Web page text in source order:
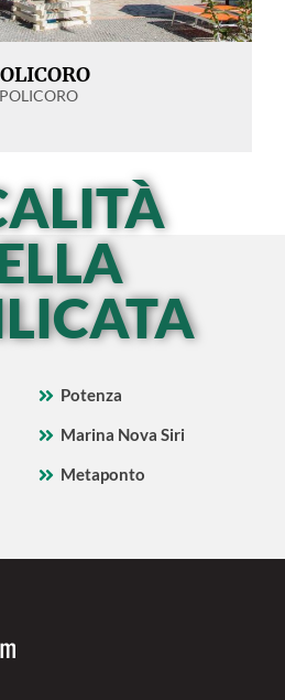
POLICORO
Potenza
Marina Nova Siri
Metaponto